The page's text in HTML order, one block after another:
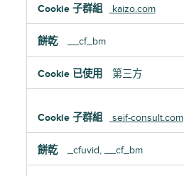
kaizo.com
__cf_bm
第三方
seif-consult.com
_cfuvid, __cf_bm